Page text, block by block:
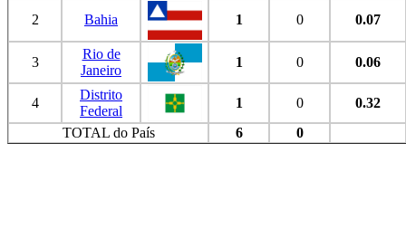
2 Bahia 1 0 0.07
3
Rio de
Janeiro
1 0 0.06
4
Distrito
Federal
1 0
0.32
TOTAL do País
6 0